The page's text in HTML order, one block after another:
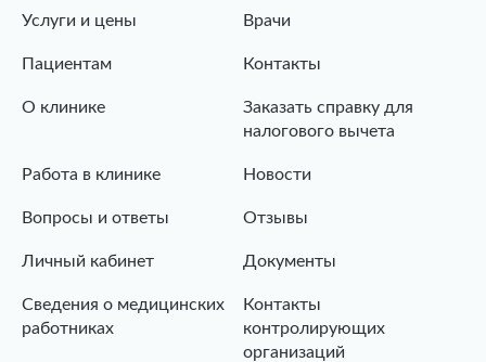
Услуги и цены Врачи
Пациентам Контакты
О клинике
Заказать справку для
налогового вычета
Работа в клинике Новости
Вопросы и ответы Отзывы
Личный кабинет Документы
Сведения о медицинских
работниках
Контакты
контролирующих
организаций